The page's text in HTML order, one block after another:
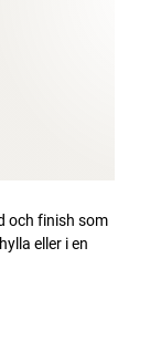
och finish som
eller i en